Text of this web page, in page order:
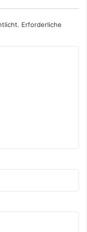
Erforderliche